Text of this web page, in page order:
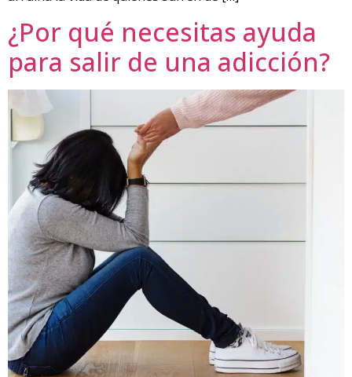
¿Por qué necesitas ayuda
para salir de una adicción?